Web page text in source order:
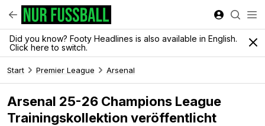
Did you know? Footy Headlines is also available in English.
Click here to switch.
Start Premier League Arsenal
Arsenal 25-26 Champions League
Trainingskollektion veröffentlicht